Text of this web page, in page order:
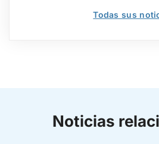
Todas sus
Noticias